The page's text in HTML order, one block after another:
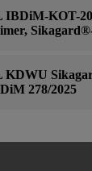
IBDiM-KOT-
KDWU
278/2025